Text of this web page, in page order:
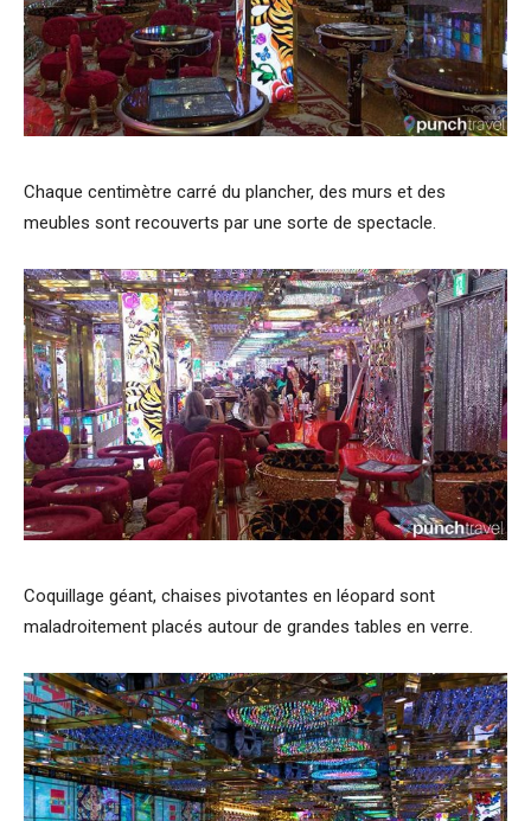
Chaque centimètre carré du plancher, des murs et des
meubles sont recouverts par une sorte de spectacle.
Coquillage géant, chaises pivotantes en léopard sont
maladroitement placés autour de grandes tables en verre.